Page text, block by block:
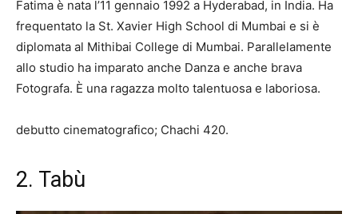
Fatima è nata l’11 gennaio 1992 a Hyderabad, in India. Ha
frequentato la St. Xavier High School di Mumbai e si è
diplomata al Mithibai College di Mumbai. Parallelamente
allo studio ha imparato anche Danza e anche brava
Fotografa. È una ragazza molto talentuosa e laboriosa.
debutto cinematografico; Chachi 420.
2. Tabù